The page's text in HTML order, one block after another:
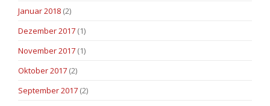
Januar 2018 (2)
Dezember 2017 (1)
November 2017 (1)
Oktober 2017 (2)
September 2017 (2)